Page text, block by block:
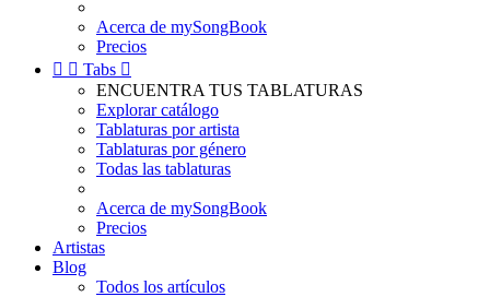
Acerca de mySongBook
Precios
  Tabs 
ENCUENTRA TUS TABLATURAS
Explorar catálogo
Tablaturas por artista
Tablaturas por género
Todas las tablaturas
Acerca de mySongBook
Precios
Artistas
Blog
Todos los artículos